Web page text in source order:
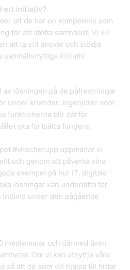
ert initiativ?
att de har en kompetens som
för att stötta samhället. Vi vill
att ta sitt ansvar och stödja
samhällsnyttiga initiativ.
lösningen på de påfrestningar
under kristider. Ingenjörer som
funktionerna blir därför
ska fortsätta fungera.
#vitecherupp uppmanar vi
och genom att påverka sina
exempel på hur IT, digitala
lösningar kan underlätta för
under den pågående
medlemmar och därmed även
Om vi kan utnyttja våra
så att de som vill hjälpa till hittar